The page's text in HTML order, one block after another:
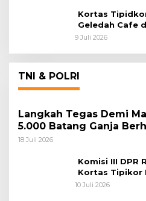
Kortas
Geledah Cafe
9 Juli 2026
TNI & POLRI
Langkah Tegas Demi
5.000 Batang Ganja
Koops TNI Habema
18 Juli 2026
Komisi III DPR
Kortas Tipikor
Korupsi Batu
10 Juli 2026